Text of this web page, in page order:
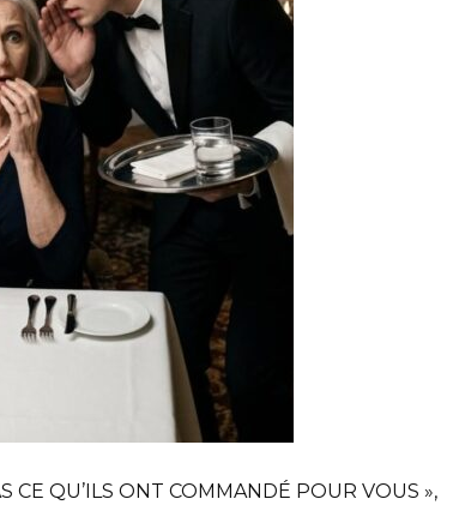
CE QU’ILS ONT COMMANDÉ POUR VOUS »,